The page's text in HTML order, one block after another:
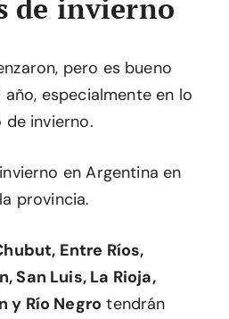
de invierno
pero es bueno
especialmente en lo
invierno.
en Argentina en
provincia.
Entre Ríos,
San Luis, La Rioja,
y Río Negro tendrán